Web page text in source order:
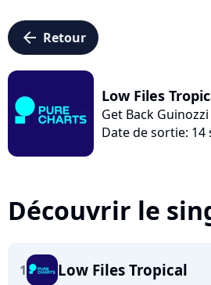
arrow_left Retour
Low Files
Get Back Guinozzi
Date de sortie:
Découvrir le
1 Low Files Tropical